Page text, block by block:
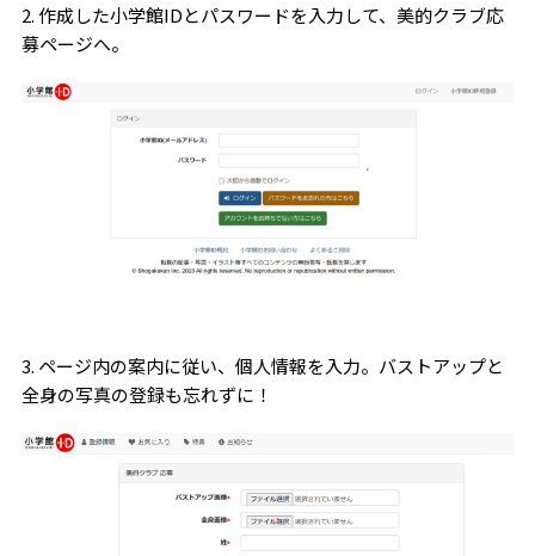
2. 作成した小学館IDとパスワードを入力して、美的クラブ応
募ページへ。
3. ページ内の案内に従い、個人情報を入力。バストアップと
全身の写真の登録も忘れずに！